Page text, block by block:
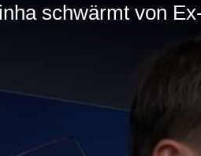
schwärmt von